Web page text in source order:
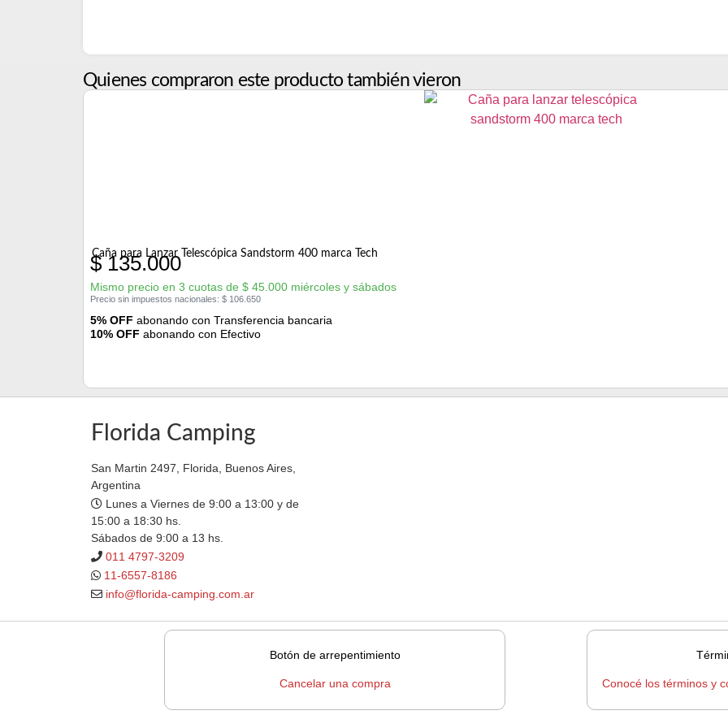
Quienes compraron este producto también vieron
Caña para Lanzar Telescópica Sandstorm 400 marca Tech
$135.000
Mismo precio en 3 cuotas de $ 45.000 miércoles y sábados
Precio sin impuestos nacionales: $ 106.650
5% OFF abonando con Transferencia bancaria
10% OFF abonando con Efectivo
Florida Camping
San Martin 2497, Florida, Buenos Aires,
Argentina
Lunes a Viernes de 9:00 a 13:00 y de
15:00 a 18:30 hs.
Sábados de 9:00 a 13 hs.
011 4797-3209
11-6557-8186
info@florida-camping.com.ar
Botón de arrepentimiento
Cancelar una compra Conocé los términos y